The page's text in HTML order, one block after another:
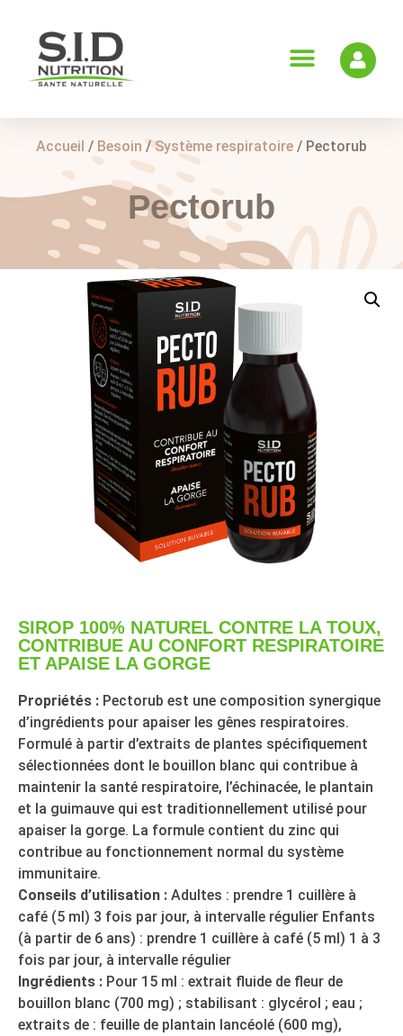
Accueil / Besoin /Système respiratoire / Pectorub
Pectorub
SIROP 100% NATUREL CONTRE LA TOUX,
CONTRIBUE AU CONFORT RESPIRATOIRE
ET APAISE LA GORGE
Propriétés : Pectorub est une composition synergique
d’ingrédients pour apaiser les gênes respiratoires.
Formulé à partir d’extraits de plantes spécifiquement
sélectionnées dont le bouillon blanc qui contribue à
maintenir la santé respiratoire, l’échinacée, le plantain
et la guimauve qui est traditionnellement utilisé pour
apaiser la gorge. La formule contient du zinc qui
contribue au fonctionnement normal du système
immunitaire.
Conseils d’utilisation : Adultes : prendre 1 cuillère à
café (5 ml) 3 fois par jour, à intervalle régulier Enfants
(à partir de 6 ans) : prendre 1 cuillère à café (5 ml) 1 à 3
fois par jour, à intervalle régulier
Ingrédients : Pour 15 ml : extrait fluide de fleur de
bouillon blanc (700 mg) ; stabilisant : glycérol ; eau ;
extraits de : feuille de plantain lancéolé (600 mg),